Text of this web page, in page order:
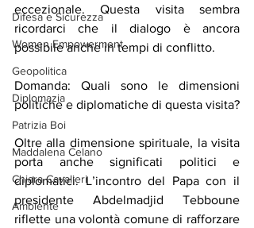
Difesa e Sicurezza
Women Empowerment
Geopolitica
Diplomazia
Patrizia Boi
Maddalena Celano
Chiara Cavalieri
Ambiente
eccezionale. Questa visita sembra
ricordarci che il dialogo è ancora
possibile anche in tempi di conflitto.
Domanda: Quali sono le dimensioni
politiche e diplomatiche di questa visita?
Oltre alla dimensione spirituale, la visita
porta anche significati politici e
diplomatici. L’incontro del Papa con il
presidente Abdelmadjid Tebboune
riflette una volontà comune di rafforzare